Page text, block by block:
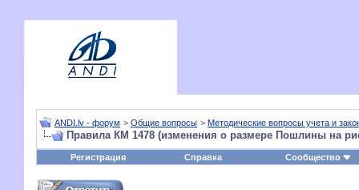
ANDI.lv - форум > Общие вопросы > Методические вопросы учета и
Правила КМ 1478 (изменения о размере Пошлины на
Регистрация Справка Сообщество